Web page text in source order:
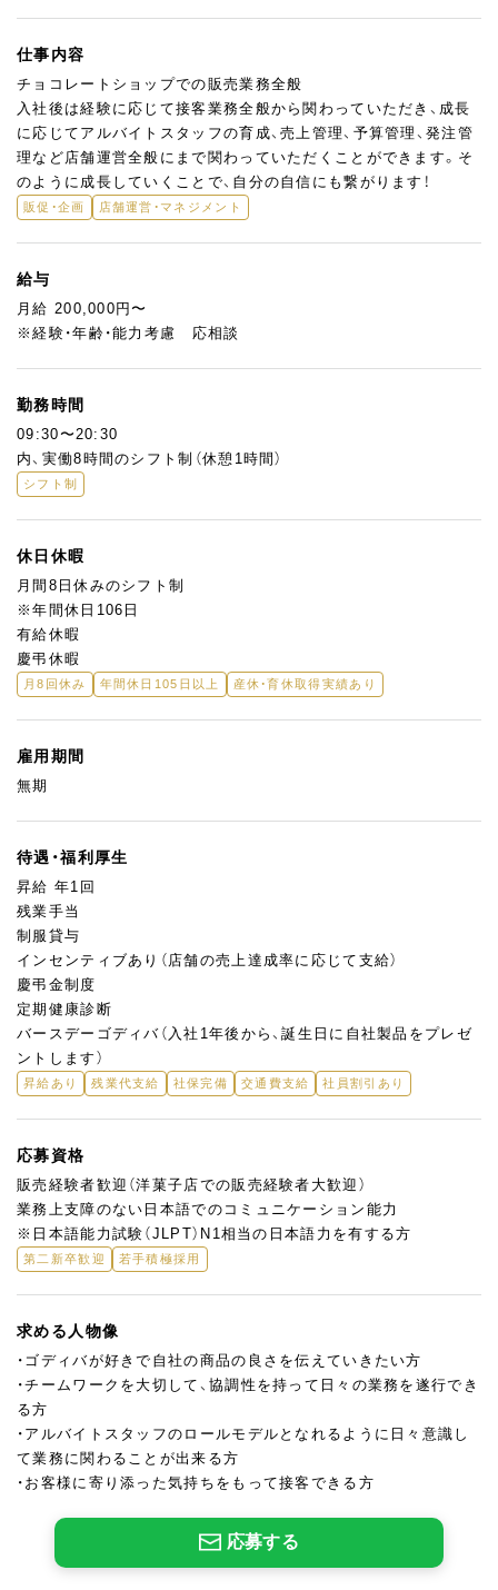
仕事内容
チョコレートショップでの販売業務全般
入社後は経験に応じて接客業務全般から関わっていただき、成長
に応じてアルバイトスタッフの育成、売上管理、予算管理、発注管
理など店舗運営全般にまで関わっていただくことができます。そ
のように成長していくことで、自分の自信にも繋がります！
販促・企画 店舗運営・マネジメント
給与
月給 200,000円〜
※経験・年齢・能力考慮 応相談
勤務時間
09:30〜20:30
内、実働8時間のシフト制（休憩1時間）
シフト制
休日休暇
月間8日休みのシフト制
※年間休日106日
有給休暇
慶弔休暇
月8回休み 年間休日105日以上 産休・育休取得実績あり
雇用期間
無期
待遇・福利厚生
昇給 年1回
残業手当
制服貸与
インセンティブあり（店舗の売上達成率に応じて支給）
慶弔金制度
定期健康診断
バースデーゴディバ（入社1年後から、誕生日に自社製品をプレゼ
ントします）
昇給あり 残業代支給 社保完備 交通費支給 社員割引あり
応募資格
販売経験者歓迎（洋菓子店での販売経験者大歓迎）
業務上支障のない日本語でのコミュニケーション能力
※日本語能力試験（JLPT）N1相当の日本語力を有する方
第二新卒歓迎 若手積極採用
求める人物像
・ゴディバが好きで自社の商品の良さを伝えていきたい方
・チームワークを大切して、協調性を持って日々の業務を遂行でき
る方
・アルバイトスタッフのロールモデルとなれるように日々意識し
て業務に関わることが出来る方
・お客様に寄り添った気持ちをもって接客できる方
応募する